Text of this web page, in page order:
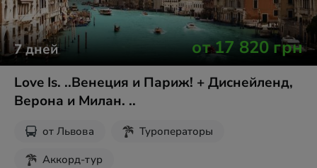
7дней от17 820 грн
Love Is. ..Венеция и Париж! + Диснейленд,
Верона и Милан. ..
от Львова
Туроператоры
Аккорд-тур